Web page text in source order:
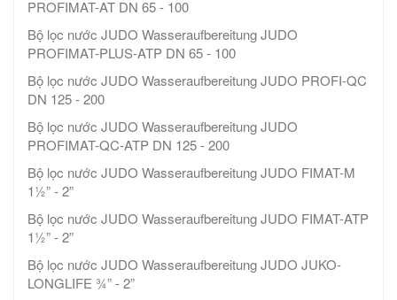
PROFIMAT-AT DN 65 - 100
Bộ lọc nước JUDO Wasseraufbereitung JUDO
PROFIMAT-PLUS-ATP DN 65 - 100
Bộ lọc nước JUDO Wasseraufbereitung JUDO PROFI-QC
DN 125 - 200
Bộ lọc nước JUDO Wasseraufbereitung JUDO
PROFIMAT-QC-ATP DN 125 - 200
Bộ lọc nước JUDO Wasseraufbereitung JUDO FIMAT-M
1½” - 2”
Bộ lọc nước JUDO Wasseraufbereitung JUDO FIMAT-ATP
1½” - 2”
Bộ lọc nước JUDO Wasseraufbereitung JUDO JUKO-
LONGLIFE ¾” - 2”